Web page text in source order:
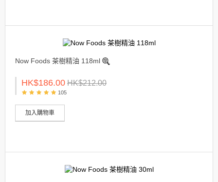
Now Foods 茶樹精油 118ml
HK$186.00 HK$212.00
105
加入購物車